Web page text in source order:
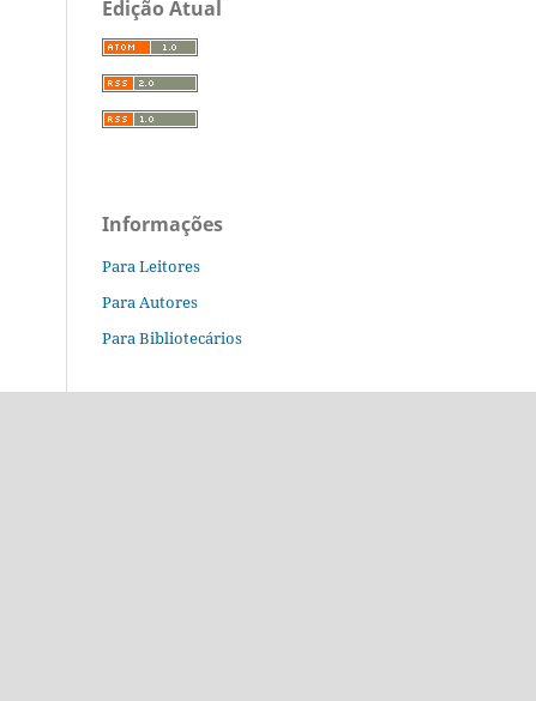
Edição Atual
Informações
Para Leitores
Para Autores
Para Bibliotecários